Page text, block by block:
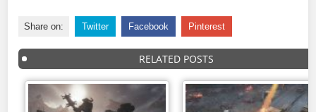
Share on: Twitter Facebook Pinterest
RELATED POSTS